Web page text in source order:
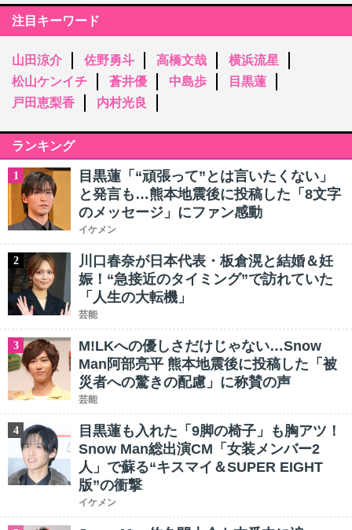
注目キーワード
山田涼介 佐野勇斗 高橋文哉
横浜流星
松山ケンイチ
蒼井優 中島歩
目黒蓮
戸田恵梨香
内村光良
ランキング
1
目黒蓮「“頑張って”とは言いたくない」
と発言も…熊本地震後に投稿した「8文字
のメッセージ」にファン感動
イケメン
2
川口春奈が日本代表・板倉滉と結婚＆妊
娠！“急接近のタイミング”で訪れていた
「人生の大転機」
芸能
3
M!LKへの優しさだけじゃない…Snow
Man阿部亮平 熊本地震後に投稿した「被
災者への驚きの配慮」に称賛の声
芸能
4
目黒蓮も入れた「9脚の椅子」も胸アツ！
Snow Man総出演CM「女装メンバー2
人」で蘇る“キスマイ＆SUPER EIGHT
版”の衝撃
イケメン